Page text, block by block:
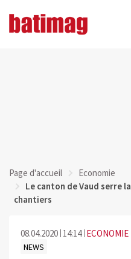
Page d'accueil
Economie
Le canton de Vaud serre
chantiers
08.04.2020 14:14 ECONOMIE
NEWS